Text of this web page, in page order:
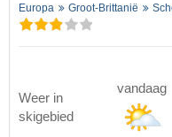
Europa Groot-Brittanië
Weer in
skigebied
vandaag